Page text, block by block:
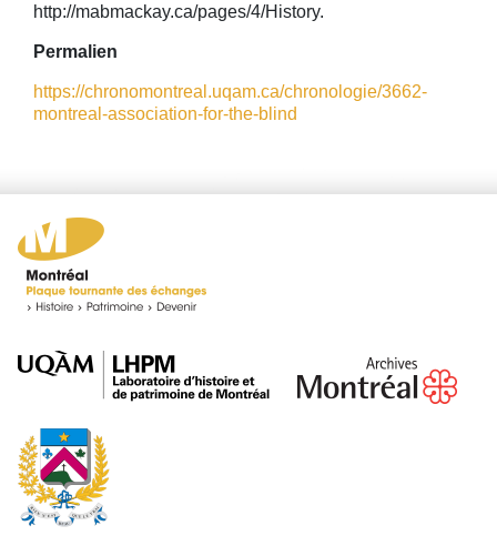
http://mabmackay.ca/pages/4/History.
Permalien
https://chronomontreal.uqam.ca/chronologie/3662-
montreal-association-for-the-blind